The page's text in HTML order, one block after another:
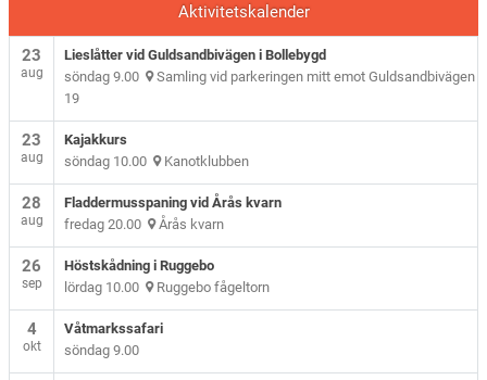
Aktivitetskalender
23
aug
Lieslåtter vid Guldsandbivägen i Bollebygd
söndag 9.00 Samling vid parkeringen mitt emot Guldsandbivägen
19
23
aug
Kajakkurs
söndag 10.00 Kanotklubben
28
aug
Fladdermusspaning vid Årås kvarn
fredag 20.00 Årås kvarn
26
sep
Höstskådning i Ruggebo
lördag 10.00 Ruggebo fågeltorn
4
okt
Våtmarkssafari
söndag 9.00